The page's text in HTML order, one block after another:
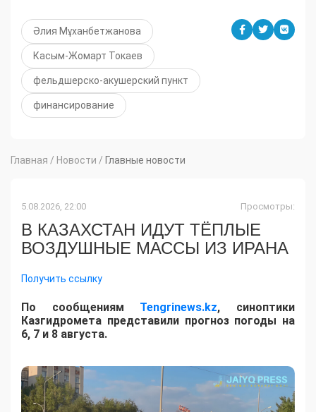
Әлия Мұханбетжанова
Касым-Жомарт Токаев
фельдшерско-акушерский пункт
финансирование
Главная / Новости / Главные новости
5.08.2026, 22:00 Просмотры:
В КАЗАХСТАН ИДУТ ТЁПЛЫЕ
ВОЗДУШНЫЕ МАССЫ ИЗ ИРАНА
Получить ссылку
По сообщениям Tengrinews.kz, синоптики
Казгидромета представили прогноз погоды на
6, 7 и 8 августа.